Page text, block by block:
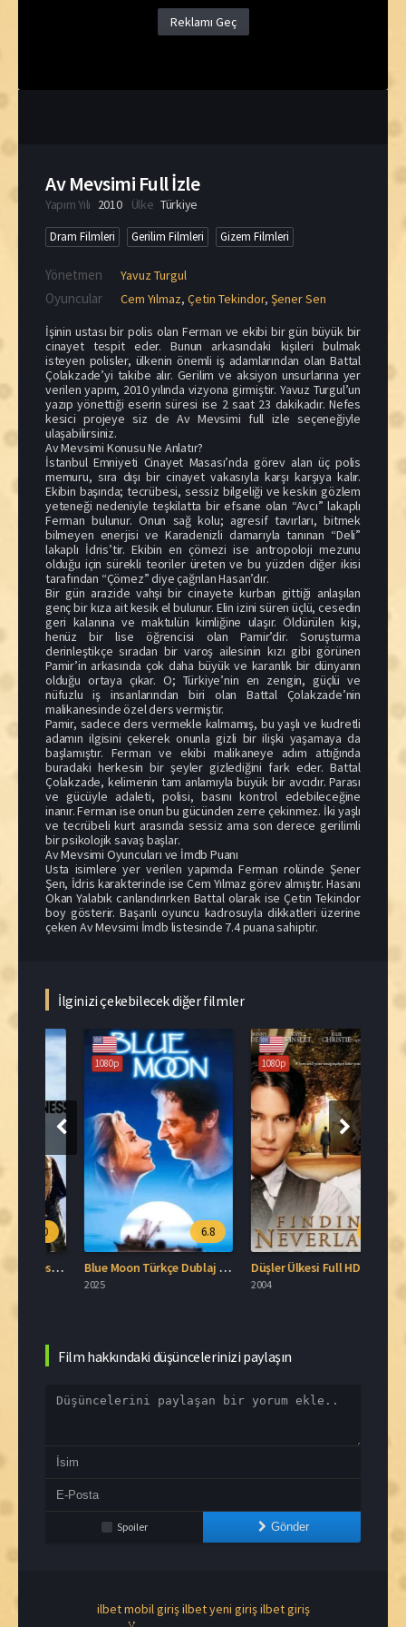
Reklamı Geç
Av Mevsimi Full İzle
Yapım Yılı 2010 Ülke Türkiye
Dram Filmleri Gerilim Filmleri Gizem Filmleri
Yönetmen Yavuz Turgul
Oyuncular Cem Yılmaz, Çetin Tekindor, Şener Sen
İşinin ustası bir polis olan Ferman ve ekibi bir gün büyük bir
cinayet tespit eder. Bunun arkasındaki kişileri bulmak
isteyen polisler, ülkenin önemli iş adamlarından olan Battal
Çolakzade’yi takibe alır. Gerilim ve aksiyon unsurlarına yer
verilen yapım, 2010 yılında vizyona girmiştir. Yavuz Turgul’un
yazıp yönettiği eserin süresi ise 2 saat 23 dakikadır. Nefes
kesici projeye siz de Av Mevsimi full izle seçeneğiyle
ulaşabilirsiniz.
Av Mevsimi Konusu Ne Anlatır?
İstanbul Emniyeti Cinayet Masası’nda görev alan üç polis
memuru, sıra dışı bir cinayet vakasıyla karşı karşıya kalır.
Ekibin başında; tecrübesi, sessiz bilgeliği ve keskin gözlem
yeteneği nedeniyle teşkilatta bir efsane olan “Avcı” lakaplı
Ferman bulunur. Onun sağ kolu; agresif tavırları, bitmek
bilmeyen enerjisi ve Karadenizli damarıyla tanınan “Deli”
lakaplı İdris’tir. Ekibin en çömezi ise antropoloji mezunu
olduğu için sürekli teoriler üreten ve bu yüzden diğer ikisi
tarafından “Çömez” diye çağrılan Hasan’dır.
Bir gün arazide vahşi bir cinayete kurban gittiği anlaşılan
genç bir kıza ait kesik el bulunur. Elin izini süren üçlü, cesedin
geri kalanına ve maktulün kimliğine ulaşır. Öldürülen kişi,
henüz bir lise öğrencisi olan Pamir’dir. Soruşturma
derinleştikçe sıradan bir varoş ailesinin kızı gibi görünen
Pamir’in arkasında çok daha büyük ve karanlık bir dünyanın
olduğu ortaya çıkar. O; Türkiye’nin en zengin, güçlü ve
nüfuzlu iş insanlarından biri olan Battal Çolakzade’nin
malikanesinde özel ders vermiştir.
Pamir, sadece ders vermekle kalmamış, bu yaşlı ve kudretli
adamın ilgisini çekerek onunla gizli bir ilişki yaşamaya da
başlamıştır. Ferman ve ekibi malikaneye adım attığında
buradaki herkesin bir şeyler gizlediğini fark eder. Battal
Çolakzade, kelimenin tam anlamıyla büyük bir avcıdır. Parası
ve gücüyle adaleti, polisi, basını kontrol edebileceğine
inanır. Ferman ise onun bu gücünden zerre çekinmez. İki yaşlı
ve tecrübeli kurt arasında sessiz ama son derece gerilimli
bir psikolojik savaş başlar.
Av Mevsimi Oyuncuları ve İmdb Puanı
Usta isimlere yer verilen yapımda Ferman rolünde Şener
Şen, İdris karakterinde ise Cem Yılmaz görev almıştır. Hasanı
Okan Yalabık canlandırırken Battal olarak ise Çetin Tekindor
boy gösterir. Başarılı oyuncu kadrosuyla dikkatleri üzerine
çeken Av Mevsimi İmdb listesinde 7.4 puana sahiptir.
İlginizi çekebilecek diğer filmler
Blue Moon Türkçe Dublaj İzle
7.6
Düşler Ülkesi Full HD İzle
Film hakkındaki düşüncelerinizi paylaşın
Spoiler Gönder
ilbet mobil girişilbet yeni girişilbet giriş